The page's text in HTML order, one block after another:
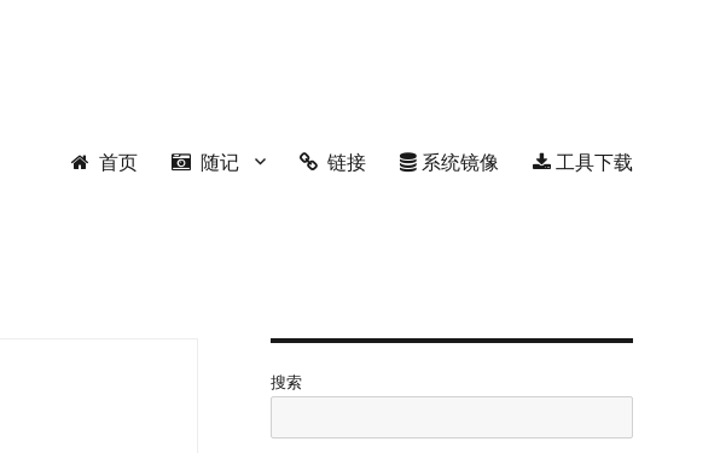
首页 随记 链接 系统镜像 工具下载
搜索